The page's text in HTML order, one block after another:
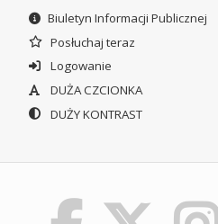
Biuletyn Informacji Publicznej
Posłuchaj teraz
Logowanie
DUŻA CZCIONKA
DUŻY KONTRAST